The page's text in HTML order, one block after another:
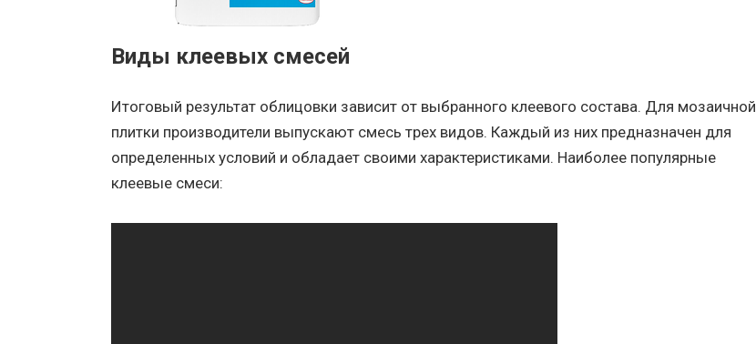
Виды клеевых смесей
Итоговый результат облицовки зависит от выбранного клеевого состава. Для мозаичной
плитки производители выпускают смесь трех видов. Каждый из них предназначен для
определенных условий и обладает своими характеристиками. Наиболее популярные
клеевые смеси: